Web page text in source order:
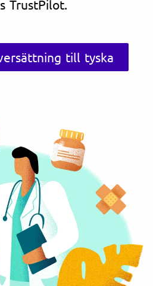
TrustPilot.
till tyska